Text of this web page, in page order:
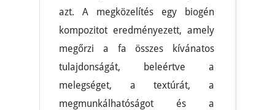
azt. A megközelítés egy biogén
kompozitot eredményezett, amely
megőrzi a fa összes kívánatos
tulajdonságát, beleértve a
melegséget, a textúrát, a
megmunkálhatóságot és a